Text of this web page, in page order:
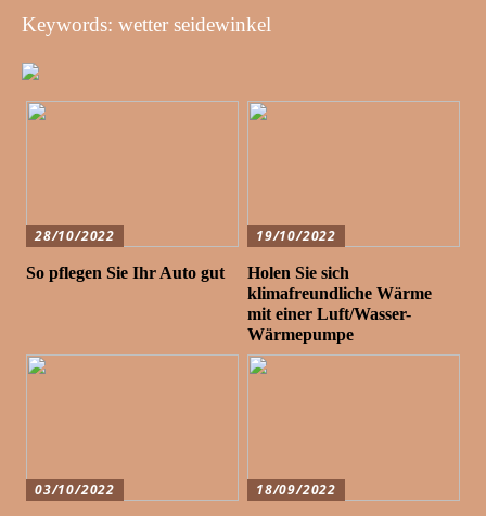
Keywords: wetter seidewinkel
28/10/2022
So pflegen Sie Ihr Auto gut
19/10/2022
Holen Sie sich
klimafreundliche Wärme
mit einer Luft/Wasser-
Wärmepumpe
03/10/2022 18/09/2022